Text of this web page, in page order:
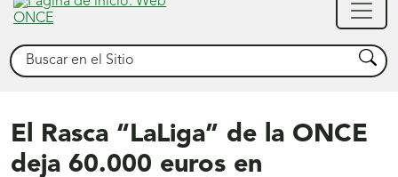
Buscar Buscar
El Rasca “LaLiga” de la ONCE
deja 60.000 euros en